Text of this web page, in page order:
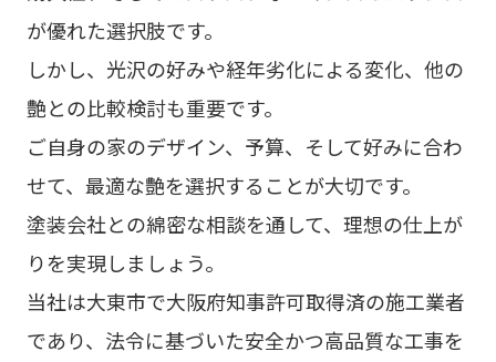
が優れた選択肢です。
しかし、光沢の好みや経年劣化による変化、他の
艶との比較検討も重要です。
ご自身の家のデザイン、予算、そして好みに合わ
せて、最適な艶を選択することが大切です。
塗装会社との綿密な相談を通して、理想の仕上が
りを実現しましょう。
当社は大東市で大阪府知事許可取得済の施工業者
であり、法令に基づいた安全かつ高品質な工事を